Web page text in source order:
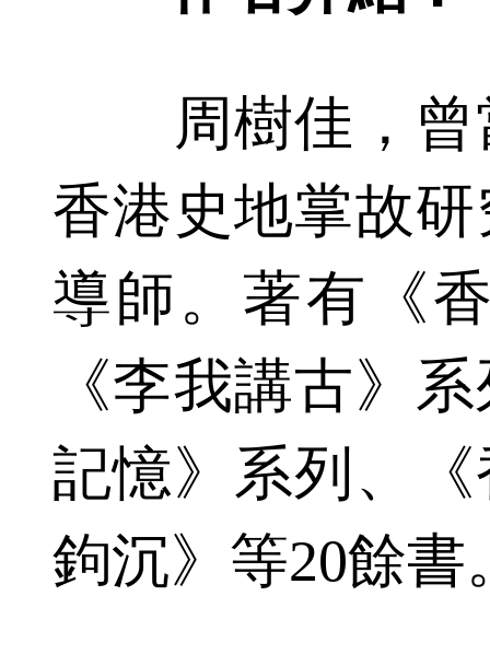
周樹佳，曾
香港史地掌故
導師。著有《
《李我講古》
記憶》系列、
鉤沉》等20餘書